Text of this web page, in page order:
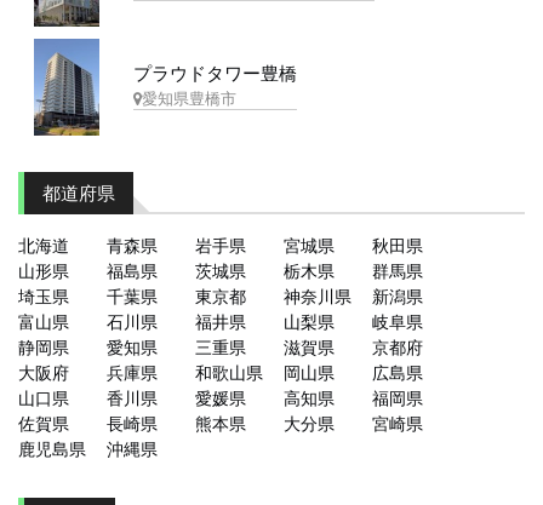
プラウドタワー豊橋
愛知県豊橋市
都道府県
北海道 青森県 岩手県 宮城県
秋田県
山形県
福島県 茨城県 栃木県
群馬県
埼玉県
千葉県 東京都 神奈川県
新潟県
富山県
石川県 福井県 山梨県
岐阜県
静岡県
愛知県 三重県 滋賀県
京都府
大阪府
兵庫県 和歌山県 岡山県
広島県
山口県
香川県 愛媛県 高知県
福岡県
佐賀県
長崎県 熊本県 大分県
宮崎県
鹿児島県
沖縄県